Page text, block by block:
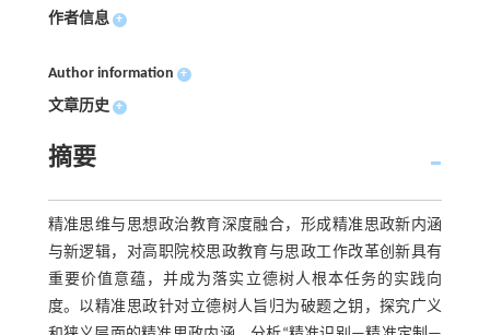
作者信息 +
Author information +
文章历史 +
摘要
精准思维与思想政治教育深度融合，形成精准思政新内涵
与新逻辑，对高职院校思政教育与思政工作改革创新具有
重要价值意蕴，并成为落实立德树人根本任务的实践向
度。以精准思政针对立德树人旨归为破题之钥，探究广义